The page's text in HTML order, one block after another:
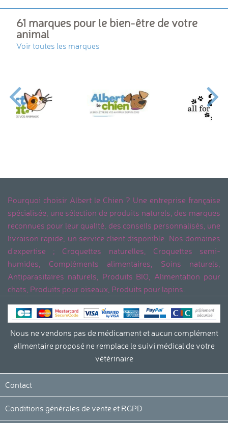
61 marques pour le bien-être de votre
animal
Voir toutes les marques
Pourquoi choisir Albert le Chien ? Une entreprise française
spécialisée, une sélection de produits naturels, des marques
reconnues pour leur qualité, des conseils personnalisés, une
livraison rapide, un service client disponible. Nos domaines
d'expertise ; Croquettes naturelles, Croquettes semi-
humides, Compléments alimentaires, Soins naturels,
Antiparasitaires naturels, Produits BIO, Alimentation pour
chats, Produits pour oiseaux, Produits pour lapins.
Nous ne vendons pas de médicament et aucun complément
alimentaire proposé ne remplace le suivi médical de votre
vétérinaire
Contact
Conditions générales de vente et RGPD